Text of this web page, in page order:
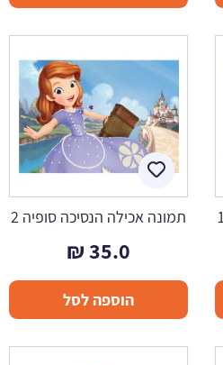
תמונה אכילה הנסיכה סופיה 2
35.0
₪
הוספה לסל